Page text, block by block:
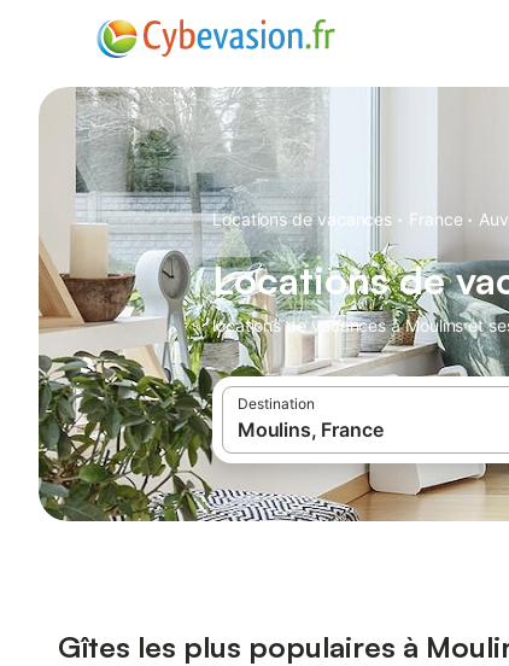
Locations de vacances · France ·
Locations de
locations de vacances à Moulins et
Destination
Gîtes les plus populaires à